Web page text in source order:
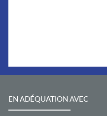
EN ADÉQUATION AVEC